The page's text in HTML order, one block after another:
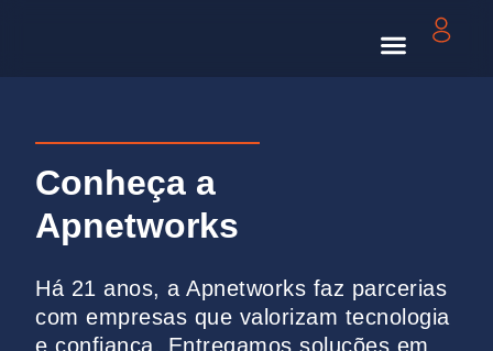
Conheça a
Apnetworks
Há 21 anos, a Apnetworks faz parcerias
com empresas que valorizam tecnologia
e confiança. Entregamos soluções em